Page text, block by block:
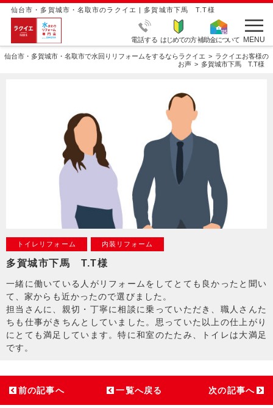
仙台市・多賀城市・名取市のラクイエ | 多賀城市下馬 T.T様
電話する はじめての方補助金について MENU
仙台市・多賀城市・名取市で水回りリフォームをするならラクイエ
ラクイエお客様の
お声
多賀城市下馬 T.T様
トイレリフォーム 内装リフォーム
多賀城市下馬 T.T様
一緒に働いている人がリフォームをしてとても良かったと聞い
て、家からも近かったので選びました。
担当さんに、親切・丁寧に相談に乗っていただき、職人さんた
ちも仕事がきちんとしていました。思っていた以上の仕上がり
にとても満足しています。特に和室のたたみ、トイレは大満足
です。
前の記事へ 一覧へ戻る 次の記事へ